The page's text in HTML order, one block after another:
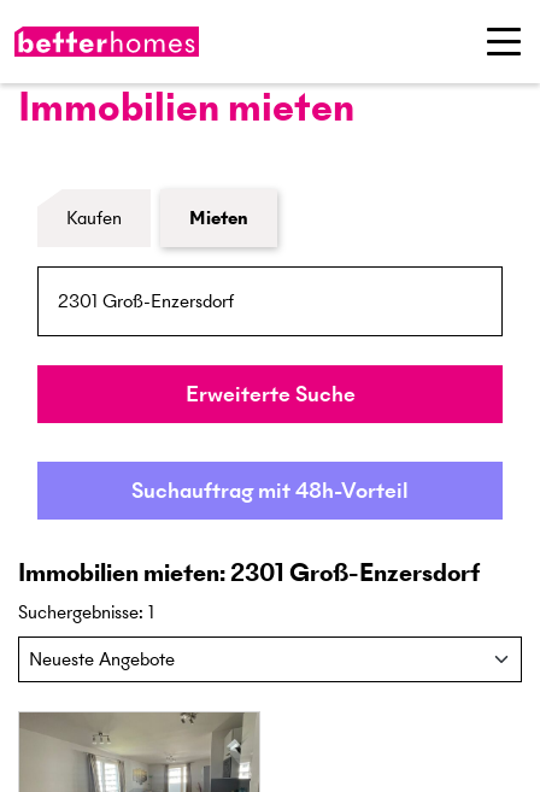
Immobilien mieten
Formular Immobiliensuche
Kaufen Mieten
Umkreis
Erweiterte Suche
Suchauftrag mit 48h-Vorteil
Immobilien mieten: 2301 Groß-Enzersdorf
Suchergebnisse: 1